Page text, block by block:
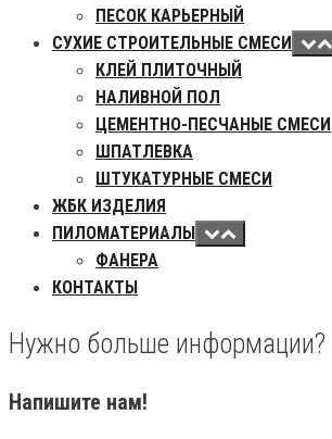
ПЕСОК КАРЬЕРНЫЙ
СУХИЕ СТРОИТЕЛЬНЫЕ СМЕСИ
КЛЕЙ ПЛИТОЧНЫЙ
НАЛИВНОЙ ПОЛ
ЦЕМЕНТНО-ПЕСЧАНЫЕ СМЕСИ
ШПАТЛЕВКА
ШТУКАТУРНЫЕ СМЕСИ
ЖБК ИЗДЕЛИЯ
ПИЛОМАТЕРИАЛЫ
ФАНЕРА
КОНТАКТЫ
Нужно больше информации?
Напишите нам!